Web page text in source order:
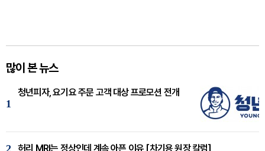
많이 본 뉴스
1
청년피자, 요기요 주문 고객 대상 프로모션 전개
2 허리 MRI는 정상인데 계속 아픈 이유 [차기용 원장 칼럼]